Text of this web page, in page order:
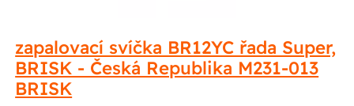
zapalovací svíčka BR12YC řada Super,
BRISK - Česká Republika M231-013
BRISK